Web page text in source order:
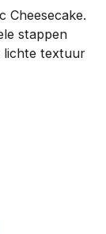
Cheesecake.
stappen
lichte textuur